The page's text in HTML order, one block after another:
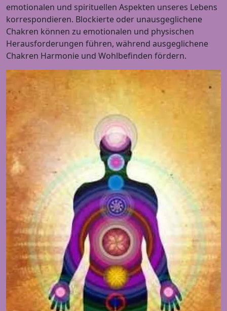
emotionalen und spirituellen Aspekten unseres Lebens
korrespondieren. Blockierte oder unausgeglichene
Chakren können zu emotionalen und physischen
Herausforderungen führen, während ausgeglichene
Chakren Harmonie und Wohlbefinden fördern.